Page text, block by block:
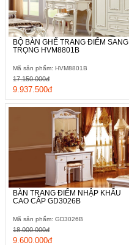
BỘ BÀN GHẾ TRANG ĐIỂM SANG
TRỌNG HVM8801B
Mã sản phẩm: HVM8801B
9.937.500đ
17.150.000đ
BÀN TRANG ĐIỂM NHẬP KHẨU
CAO CẤP GD3026B
Mã sản phẩm: GD3026B
9.600.000đ
18.000.000đ